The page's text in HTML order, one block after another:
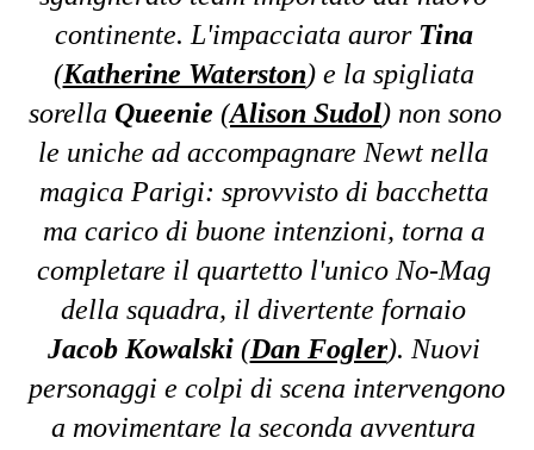
continente. L'impacciata auror Tina
(Katherine Waterston) e la spigliata
sorella Queenie (Alison Sudol) non sono
le uniche ad accompagnare Newt nella
magica Parigi: sprovvisto di bacchetta
ma carico di buone intenzioni, torna a
completare il quartetto l'unico No-Mag
Jacob Kowalski (Dan Fogler). Nuovi
personaggi e colpi di scena intervengono
a movimentare la seconda avventura